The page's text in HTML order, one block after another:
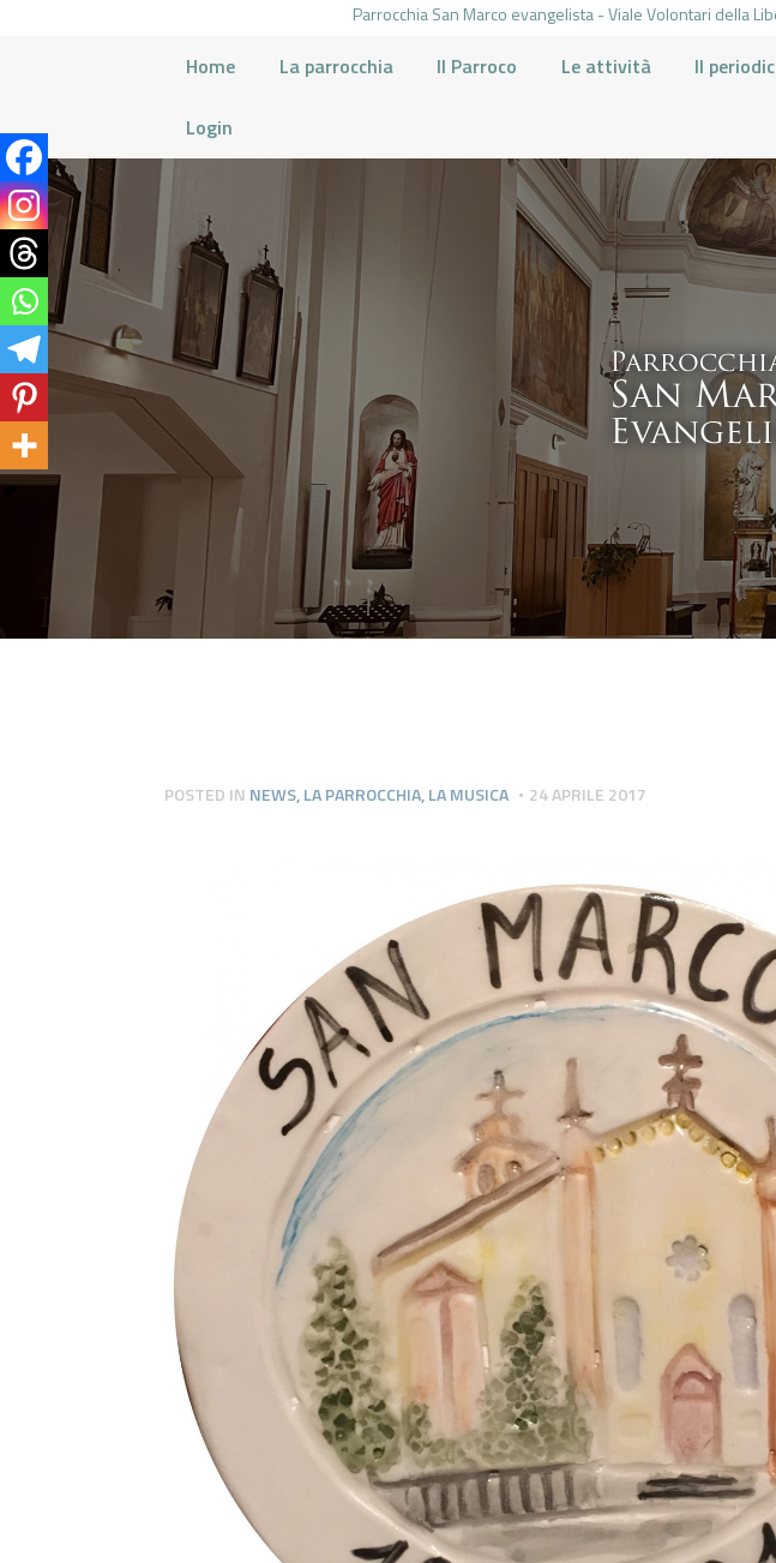
Parrocchia San Marco evangelista - Viale Volontari della
Home La parrocchia Il Parroco Le attività Il
Login
HOME
LA
IL PARROCO
LE ATTIVITÀ
IL
PIERABECH
FOTO E
CONTATTI
POSTED IN NEWS,LA PARROCCHIA,LA MUSICA 24 APRILE 2017